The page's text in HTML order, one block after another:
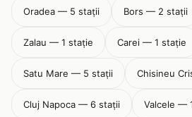
Oradea — 5 stații Bors — 2 stații
Zalau — 1 stație Carei — 1 stație
Satu Mare — 5 stații Chisineu
Cluj Napoca — 6 stații Valcele —